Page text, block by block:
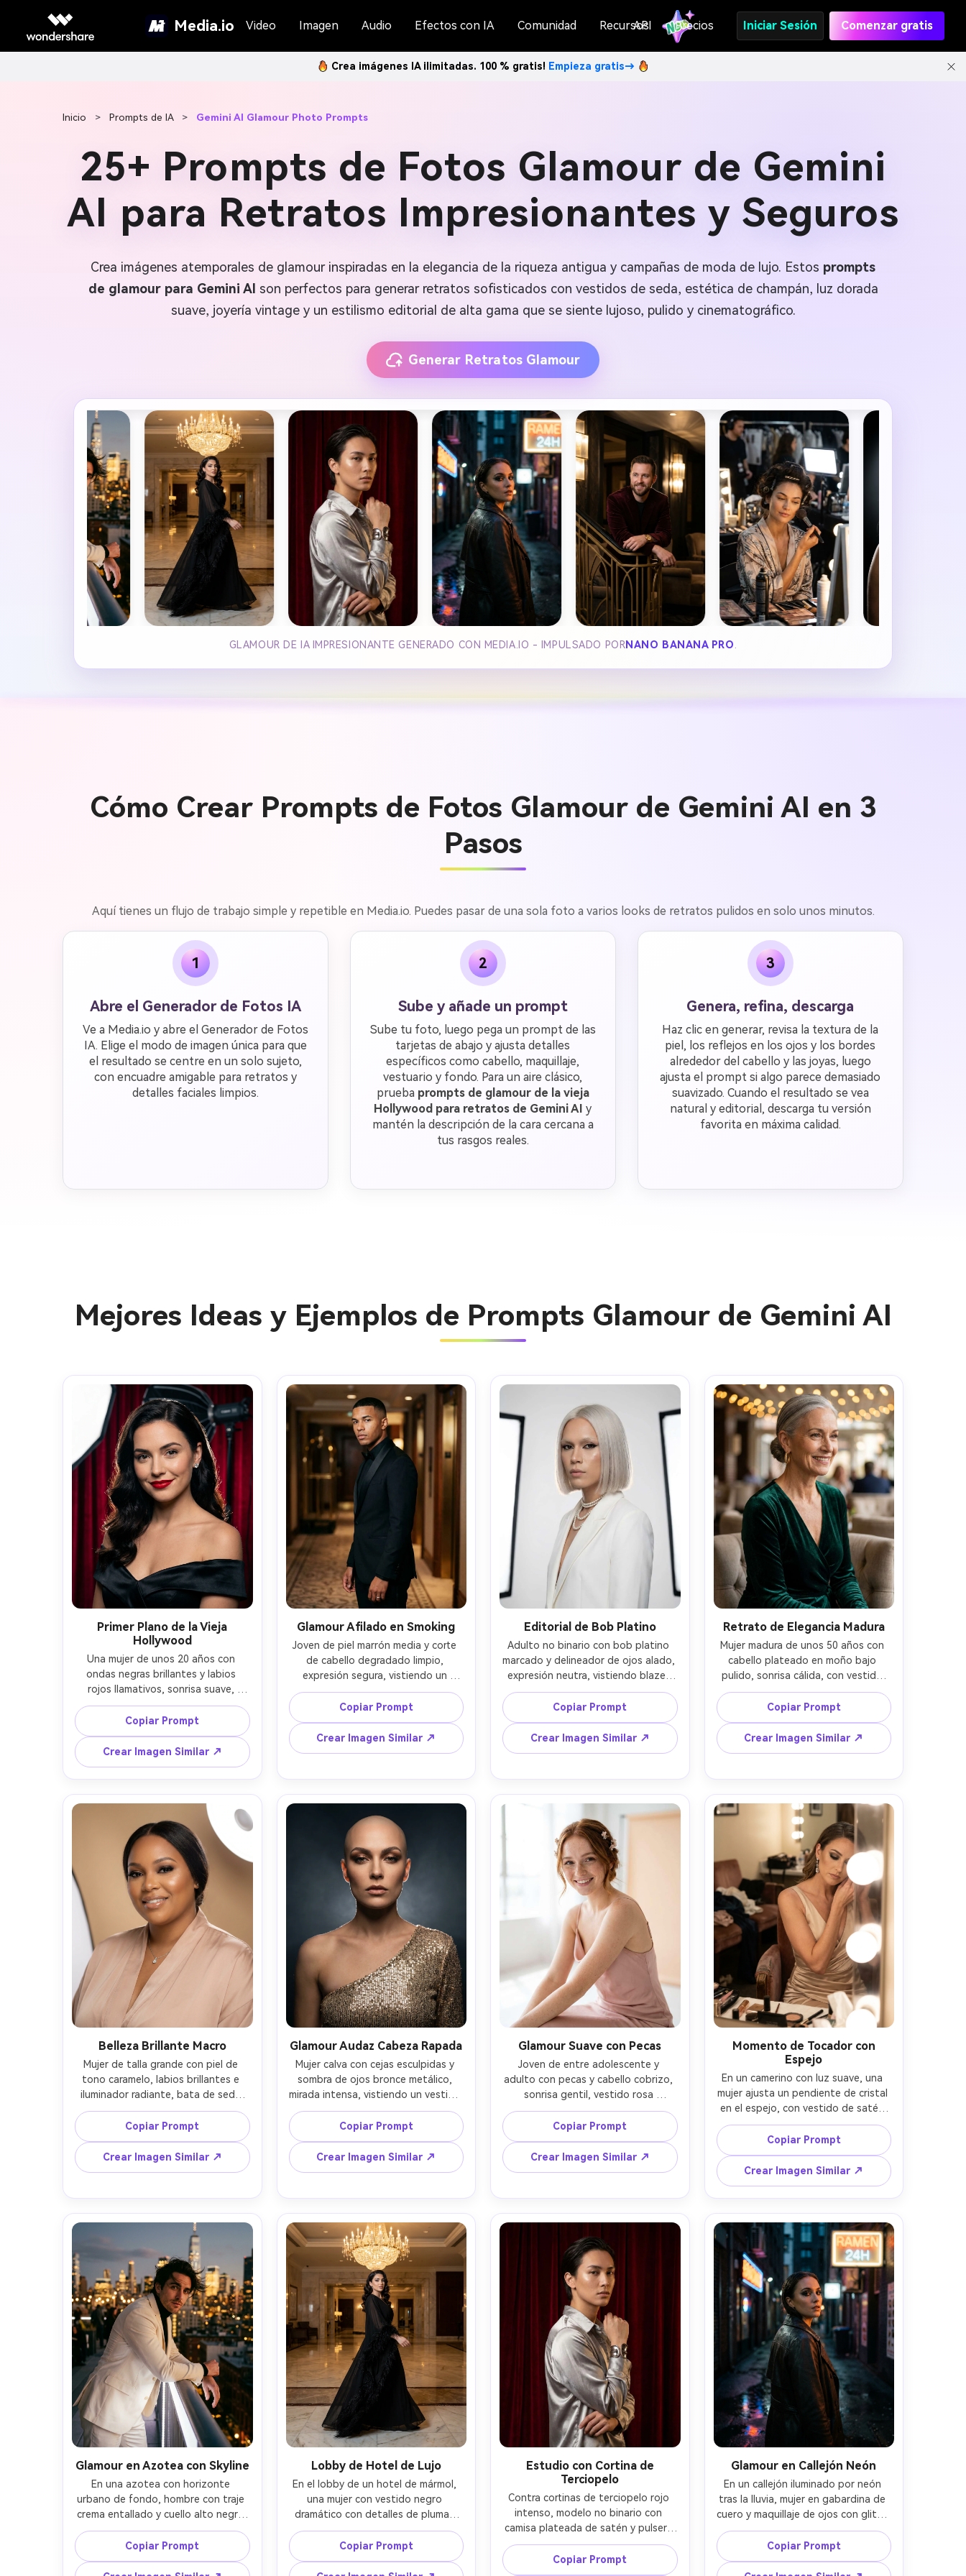
Media.io Video Imagen Audio Efectos con IA Comunidad Recursos
API Precios Iniciar Sesión Comenzar gratis
Crea imágenes IA ilimitadas. 100 % gratis! Empieza gratis→
Inicio > Prompts de IA > Gemini AI Glamour Photo Prompts
25+ Prompts de Fotos Glamour de Gemini
AI para Retratos Impresionantes y Seguros
Crea imágenes atemporales de glamour inspiradas en la elegancia de la riqueza antigua y campañas de moda de lujo. Estos prompts
de glamour para Gemini AI son perfectos para generar retratos sofisticados con vestidos de seda, estética de champán, luz dorada
suave, joyería vintage y un estilismo editorial de alta gama que se siente lujoso, pulido y cinematográfico.
Generar Retratos Glamour
GLAMOUR DE IA IMPRESIONANTE GENERADO CON MEDIA.IO - IMPULSADO POR NANO BANANA PRO
Cómo Crear Prompts de Fotos Glamour de Gemini AI en 3
Pasos
Aquí tienes un flujo de trabajo simple y repetible en Media.io. Puedes pasar de una sola foto a varios looks de retratos pulidos en solo unos minutos.
1
Abre el Generador de Fotos IA
Ve a Media.io y abre el Generador de Fotos
IA. Elige el modo de imagen única para que
el resultado se centre en un solo sujeto,
con encuadre amigable para retratos y
detalles faciales limpios.
2
Sube y añade un prompt
Sube tu foto, luego pega un prompt de las
tarjetas de abajo y ajusta detalles
específicos como cabello, maquillaje,
vestuario y fondo. Para un aire clásico,
prueba prompts de glamour de la vieja
Hollywood para retratos de Gemini AI y
mantén la descripción de la cara cercana a
tus rasgos reales.
3
Genera, refina, descarga
Haz clic en generar, revisa la textura de la
piel, los reflejos en los ojos y los bordes
alrededor del cabello y las joyas, luego
ajusta el prompt si algo parece demasiado
suavizado. Cuando el resultado se vea
natural y editorial, descarga tu versión
favorita en máxima calidad.
Mejores Ideas y Ejemplos de Prompts Glamour de Gemini AI
Primer Plano de la Vieja
Hollywood
Una mujer de unos 20 años con
ondas negras brillantes y labios
rojos llamativos, sonrisa suave,
llevando un vestido negro de satén
con los hombros descubiertos y
pendientes de diamante, set clásico
de estudio de la vieja Hollywood con
cortinas de terciopelo, luz de
estudio con octabox grande y luz
sutil de cabello, Canon EOS R5
85mm f/1.4, encuadre ajustado de
cabeza y hombros, ambiente
elegante y atemporal, textura
natural de piel con retoque suave,
reflejos nítidos en los ojos, alta
resolución, enfoque definido,
contraste cinematográfico --ar 4:5
Copiar Prompt
Crear Imagen Similar ↗
Glamour Afilado en Smoking
Joven de piel marrón media y corte
de cabello degradado limpio,
expresión segura, vistiendo un
smoking negro entallado con solapa
de satén y anillo de plata
minimalista, fondo de pasillo de
hotel lujoso, luz principal suave con
sombras controladas, Sony A7IV
ambiente pulido y de alfombra roja,
poros realistas y sombras naturales,
definidos, alta resolución --ar 4:5
Copiar Prompt
Crear Imagen Similar ↗
Editorial de Bob Platino
Adulto no binario con bob platino
marcado y delineador de ojos alado,
expresión neutra, vistiendo blazer
blanco estructurado y collares de
perlas en capas, ciclorama
minimalista, dos softboxes con luz
secundaria sutil, Nikon Z8 70-200mm
a 135mm f/2.8, encuadre medio con
moderno, textura de piel
fotorrealista, reflejos especulares
limpios, alta resolución, enfoque
definido --ar 4:5
Copiar Prompt
Crear Imagen Similar ↗
Retrato de Elegancia Madura
Mujer madura de unos 50 años con
cabello plateado en moño bajo
pulido, sonrisa cálida, con vestido
cruzado de terciopelo esmeralda
profundo y aros dorados, ambiente
de lounge lujoso con luces bokeh
suaves, luz principal difusa y relleno
suave, Fujifilm GFX 100S 110mm f/2,
ambiente elegante y seguro, textura
realista de piel, líneas de risa
naturales preservadas, acabado
editorial, alta resolución --ar 4:5
Copiar Prompt
Crear Imagen Similar ↗
Belleza Brillante Macro
Mujer de talla grande con piel de
tono caramelo, labios brillantes e
iluminador radiante, bata de seda
color nude y colgante de diamante
sutil, fondo de estudio limpio en
beige cálido, luz principal tipo
beauty dish con reflejo de relleno,
Leica SL2 90mm f/2, encuadre de
ambiente de campaña lujosa,
textura realista de piel, pestañas
definidas, alta resolución, gradación
de color limpia --ar 4:5
Copiar Prompt
Crear Imagen Similar ↗
Glamour Audaz Cabeza Rapada
Mujer calva con cejas esculpidas y
sombra de ojos bronce metálico,
mirada intensa, vistiendo un vestido
dorado de lentejuelas con un solo
hombro, fondo de estudio oscuro
con neblina suave, luz de contorno
alrededor de la cabeza y hombros
más luz principal suave, Canon EOS
ambiente poderoso de pasarela,
sombras naturales, detalles
brillantes en la tela, alta resolución,
enfoque ultra definido --ar 4:5
Copiar Prompt
Crear Imagen Similar ↗
Glamour Suave con Pecas
Joven de entre adolescente y
adulto con pecas y cabello cobrizo,
sonrisa gentil, vestido rosa
empolvado y horquillas delicadas,
estudio aireado con fondo pastel
claro, luz suave de ventana con
poco relleno, Sony A7R V 85mm
f/1.4, retrato de cerca, glamour
realista con pecas intactas,
gradación de color suave, alta
Copiar Prompt
Crear Imagen Similar ↗
Momento de Tocador con
Espejo
En un camerino con luz suave, una
mujer ajusta un pendiente de cristal
en el espejo, con vestido de satén
color champán y maquillaje de ojos
ahumados, bombillas cálidas y luz de
relleno sutil, Nikon Z9 50mm f/1.4,
composición de media figura
reflejada, ambiente íntimo de
glamour tras bambalinas, textura de
piel realista, reflejos delicados, alta
resolución, enfoque definido --ar
4:5
Copiar Prompt
Crear Imagen Similar ↗
Glamour en Azotea con Skyline
En una azotea con horizonte
urbano de fondo, hombre con traje
crema entallado y cuello alto negro
apoyado en una barandilla, cabello
al viento, luces doradas
desenfocadas a lo lejos, luz
Copiar Prompt
Lobby de Hotel de Lujo
En el lobby de un hotel de mármol,
una mujer con vestido negro
dramático con detalles de plumas
camina al frente, ondas brillantes y
delineado marcado, reflejos de
candelabro arriba, luz principal
Copiar Prompt
Estudio con Cortina de
Terciopelo
Contra cortinas de terciopelo rojo
intenso, modelo no binario con
camisa plateada de satén y pulsera
llamativa posa con elegancia, luz de
estudio principal con rejilla y luz sutil
de fondo, Fujifilm GFX 100S 80mm
Copiar Prompt
Glamour en Callejón Neón
En un callejón iluminado por neón
tras la lluvia, mujer en gabardina de
cuero y maquillaje de ojos con glitter
mira sobre el hombro, reflejos en el
pavimento mojado, luces prácticas
de neón de colores y luz principal
Copiar Prompt